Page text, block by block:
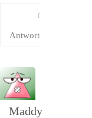
Antworten
Maddy